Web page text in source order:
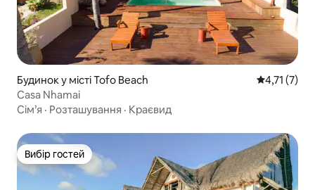
Будинок у місті Tofo Beach Середня
4,71 (7)
Casa Nhamai
Сім’я · Розташування · Краєвид
Вибір гостей
Вибір гостей